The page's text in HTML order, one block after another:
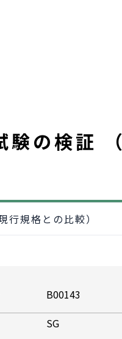
の検証
規格との比較）
B00143
SG